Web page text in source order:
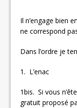
Il n’engage bien
ne correspond
Dans l’ordre je
1. L’enac
1bis. Si vous
gratuit proposé